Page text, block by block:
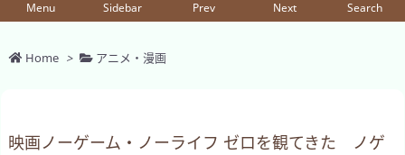
Menu Sidebar Prev Next Search
Home > アニメ・漫画
映画ノーゲーム・ノーライフ ゼロを観てきた ノゲ